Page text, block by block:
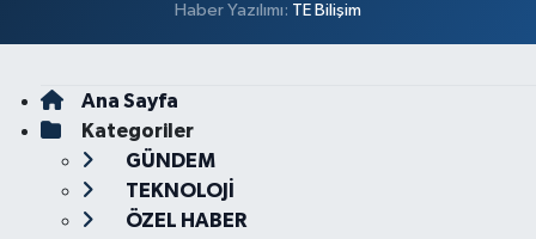
Haber Yazılımı: TE Bilişim
Ana Sayfa
Kategoriler
GÜNDEM
TEKNOLOJİ
ÖZEL HABER